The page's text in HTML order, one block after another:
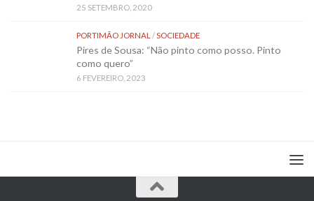
25 SETEMBRO, 2020
PORTIMÃO JORNAL /SOCIEDADE
Pires de Sousa: “Não pinto como posso. Pinto
como quero”
6 FEVEREIRO, 2023